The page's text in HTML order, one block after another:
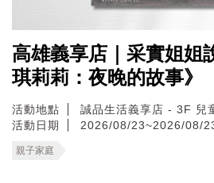
高雄義享店｜采實姐姐
琪莉莉：夜晚的故事》
活動地點
誠品生活義享店 - 3F 兒
活動日期
2026/08/23~2026/08/
親子家庭